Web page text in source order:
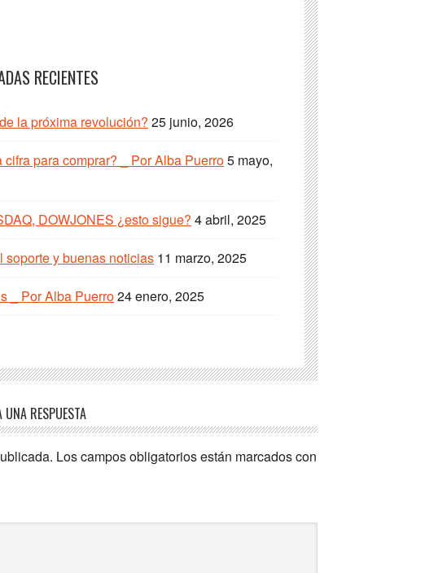
RECIENTES
la próxima revolución? 25 junio, 2026
para comprar? _ Por Alba Puerro5 mayo,
DOWJONES ¿esto sigue? 4 abril, 2025
y buenas noticias 11 marzo, 2025
_ Por Alba Puerro24 enero, 2025
UNA RESPUESTA
Los campos obligatorios están marcados con